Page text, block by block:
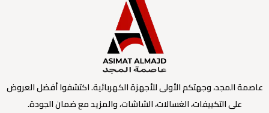
عاصمة المجد، وجهتكم الأولى للأجهزة الكهربائية. اكتشفوا أفضل العروض
على التكييفات، الغسالات، الشاشات، والمزيد مع ضمان الجودة.